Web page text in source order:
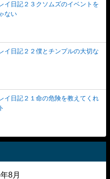
イ日記２３クソムズのイベントを
ない
イ日記２２僕とチンプルの大切な
イ日記２１命の危険を教えてくれ
8月